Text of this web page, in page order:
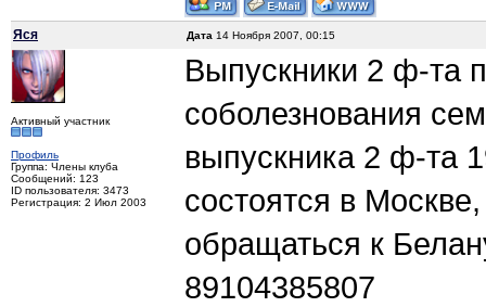
Яся Дата 14 Ноября 2007, 00:15
Активный участник
Профиль
Группа: Члены клуба
Сообщений: 123
ID пользователя: 3473
Регистрация: 2 Июл 2003
Выпускники 2 ф-та
соболезнования
выпускника 2 ф-та
состоятся в
обращаться к
89104385807